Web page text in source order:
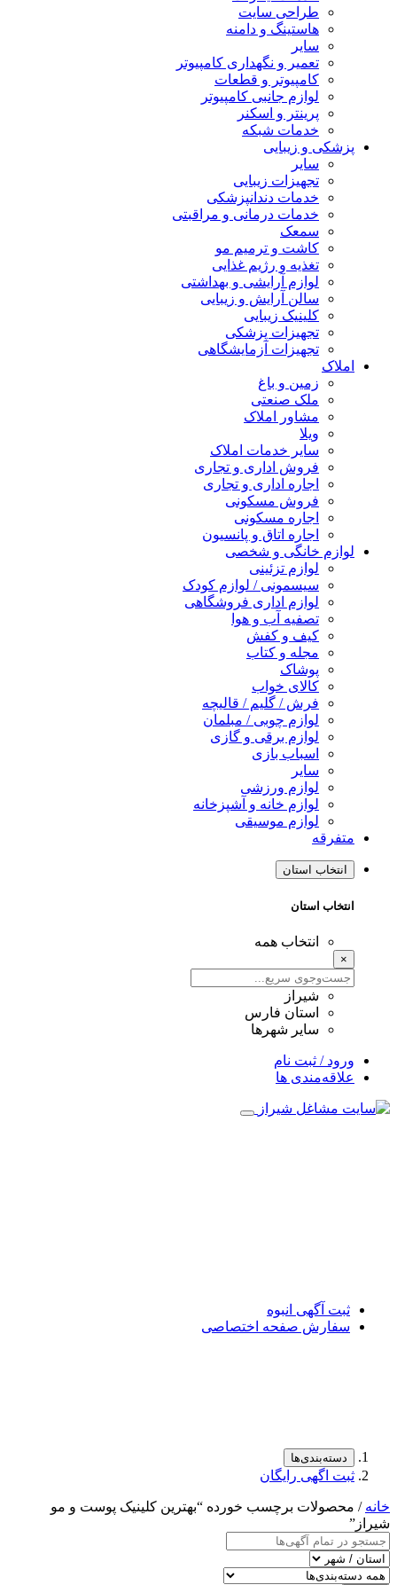
طراحی سایت
هاستینگ و دامنه
سایر
تعمیر و نگهداری کامپیوتر
کامپیوتر و قطعات
لوازم جانبی کامپیوتر
پرینتر و اسکنر
خدمات شبکه
پزشکی و زیبایی
سایر
تجهیزات زیبایی
خدمات دندانپزشکی
خدمات درمانی و مراقبتی
سمعک
کاشت و ترمیم مو
تغذیه و رژیم غذایی
لوازم آرایشی و بهداشتی
سالن آرایش و زیبایی
کلینیک زیبایی
تجهیزات پزشکی
تجهیزات آزمایشگاهی
املاک
زمین و باغ
ملک صنعتی
مشاور املاک
ویلا
سایر خدمات املاک
فروش اداری و تجاری
اجاره اداری و تجاری
فروش مسکونی
اجاره مسکونی
اجاره اتاق و پانسیون
لوازم خانگی و شخصی
لوازم تزئینی
سیسمونی / لوازم کودک
لوازم اداری فروشگاهی
تصفیه آب و هوا
کیف و کفش
مجله و کتاب
پوشاک
کالای خواب
فرش / گلیم / قالیچه
لوازم چوبی / مبلمان
لوازم برقی و گازی
اسباب بازی
سایر
لوازم ورزشی
لوازم خانه و آشپزخانه
لوازم موسیقی
متفرقه
انتخاب استان
انتخاب استان
انتخاب همه
×
شیراز
استان فارس
سایر شهرها
ورود / ثبت نام
علاقه‌مندی ها
ثبت آگهی انبوه
سفارش صفحه اختصاصی
دسته‌بندی‌ها
ثبت اگهی رایگان
خانه / محصولات برچسب خورده “بهترین کلینیک پوست و مو
شیراز”